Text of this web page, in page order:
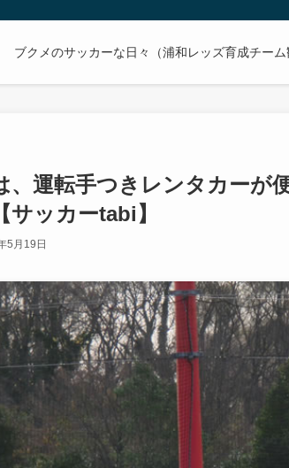
ブクメのサッカーな日々（浦和レッズ育成チー
、運転手つきレンタカーが
サッカーtabi】
5月19日